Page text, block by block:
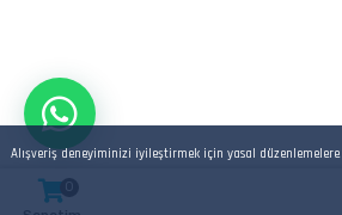
0
Alışveriş deneyiminizi iyileştirmek için yasal